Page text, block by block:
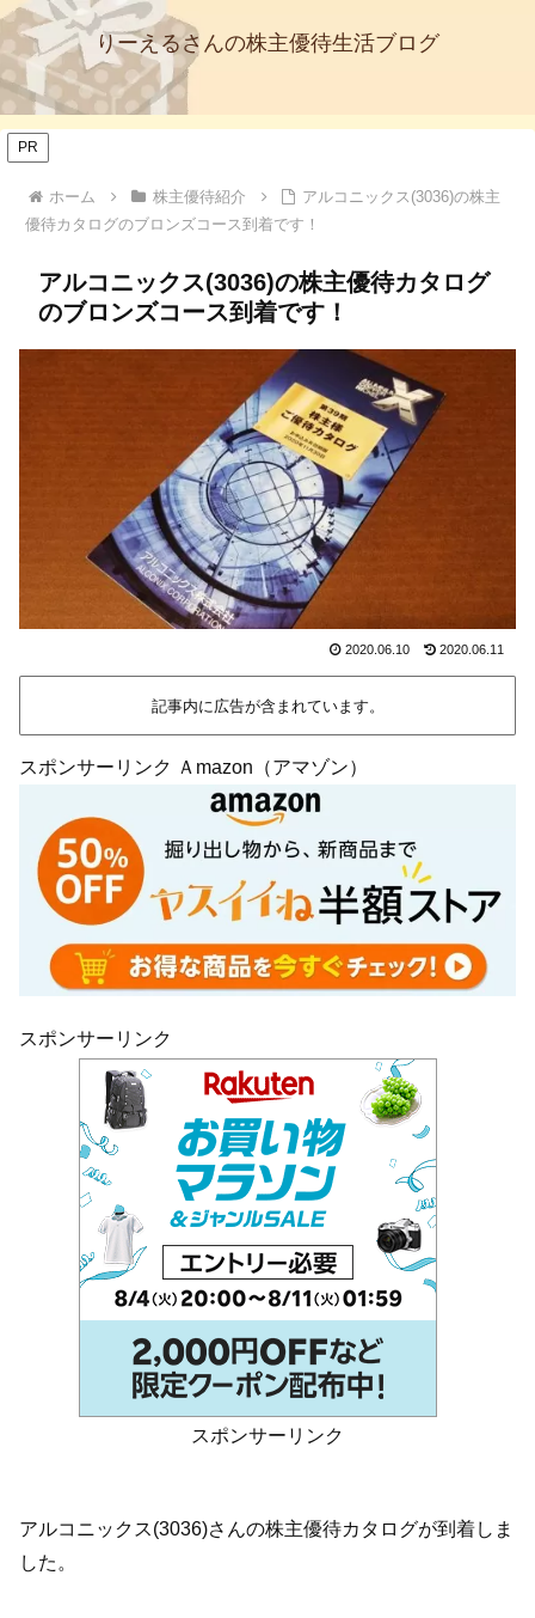
りーえるさんの株主優待生活ブログ
PR
ホーム 株主優待紹介
アルコニックス(3036)の株主
優待カタログのブロンズコース到着です！
アルコニックス(3036)の株主優待カタログ
のブロンズコース到着です！
2020.06.10 2020.06.11
記事内に広告が含まれています。
スポンサーリンク Ａmazon（アマゾン）
スポンサーリンク
スポンサーリンク
アルコニックス(3036)さんの株主優待カタログが到着しま
した。